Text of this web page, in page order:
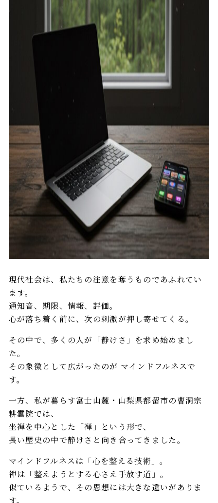
現代社会は、私たちの注意を奪うものであふれてい
ます。
通知音、期限、情報、評価。
心が落ち着く前に、次の刺激が押し寄せてくる。
その中で、多くの人が「静けさ」を求め始めまし
た。
その象徴として広がったのが マインドフルネスで
す。
一方、私が暮らす富士山麓・山梨県都留市の曹洞宗
耕雲院では、
坐禅を中心とした「禅」という形で、
長い歴史の中で静けさと向き合ってきました。
マインドフルネスは「心を整える技術」。
禅は「整えようとする心さえ手放す道」。
似ているようで、その思想には大きな違いがありま
す。